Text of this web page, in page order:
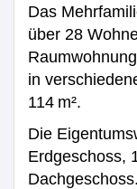
Das
über 28
in
114 m².
Die
Erdgeschoss,
Dachgeschoss.